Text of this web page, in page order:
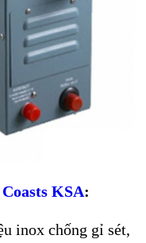
KSA:
inox chống gỉ sét,